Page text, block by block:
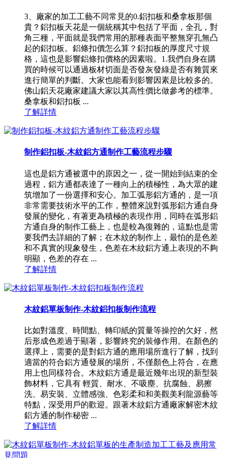
3、廠家的加工工藝不同常見的0.鋁扣板和桑拿板那個
貴？鋁扣板天花是一個統稱其中包括了平面，全孔，對
角三種，平面就是我們常用的那種表面平整無穿孔無凸
起的鋁扣板。鋁條扣價怎么算？鋁扣板的厚度尺寸規
格，這也是影響鋁條扣價格的因素啦。1.我們自身在購
買的時候可以通過板材切面是否發灰發綠是否有雜質來
進行簡單的判斷。大家也能看到影響因素是比較多的。
佛山鋁天花廠家建議大家以其高性價比做參考的標準。
桑拿板和鋁扣板 ...
了解詳情
制作鋁扣板-木紋鋁方通制作工藝流程步驟
這也是鋁方通被選中的原因之一，從一開始到結束的全
過程，鋁方通都表達了一種向上的積極性，為大眾的建
筑增加了一份選擇和安心。加工弧形鋁方通的，是一項
非常需要技術水平的工作，整體來說對弧形鋁方通自身
發展的變化，有著更為積極的表現作用，同時在弧形鋁
方通自身的制作工藝上，也是較為復雜的，這點也是需
要我們去詳細的了解；在木紋的制作上，最怕的是色差
和不真實的現象發生，色差在木紋鋁方通上表現的不夠
明顯，色差的存在 ...
了解詳情
木紋鋁單板制作-木紋鋁扣板制作流程
比如對溫度、時間點、轉印紙的質量等操控的欠好，然
后形成色差過于顯著，影響終究的裝修作用。在顏色的
選擇上，需要的是對鋁方通的應用場所進行了解，找到
適當的符合鋁方通發展的場所，不僅顏色上符合，在應
用上也同樣符合。木紋鋁方通是最近幾年出現的新型裝
飾材料，它具有 輕質、耐水、不吸塵、抗腐蝕、易擦
洗、易安裝、立體感強、色彩柔和和美觀美利龍源藝等
特點，深受用戶的歡迎。跟著木紋鋁方通廠家解密木紋
鋁方通的制作秘密 ...
了解詳情